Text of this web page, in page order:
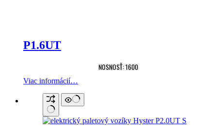
P1.6UT
NOSNOSŤ: 1600
Viac informácií…